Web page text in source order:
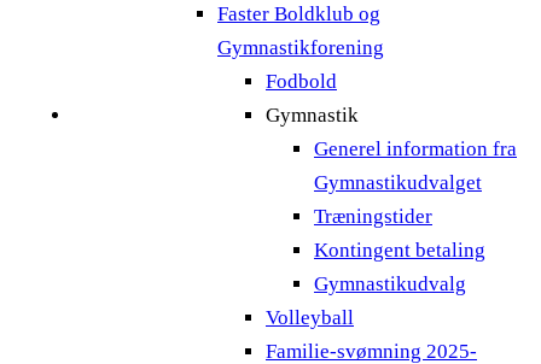
Faster Boldklub og
Gymnastikforening
Fodbold
Gymnastik
Generel information fra
Gymnastikudvalget
Træningstider
Kontingent betaling
Gymnastikudvalg
Volleyball
Familie-svømning 2025-